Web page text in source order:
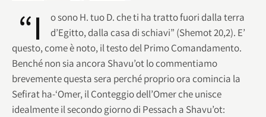
“I
o sono H. tuo D. che ti ha tratto fuori dalla terra
d’Egitto, dalla casa di schiavi” (Shemot 20,2). E’
questo, come è noto, il testo del Primo Comandamento.
Benché non sia ancora Shavu’ot lo commentiamo
brevemente questa sera perché proprio ora comincia la
Sefirat ha-‘Omer, il Conteggio dell’Omer che unisce
idealmente il secondo giorno di Pessach a Shavu’ot: